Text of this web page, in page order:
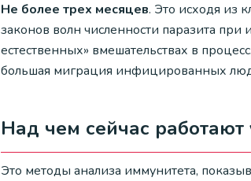
Не более трех месяцев. Это исходя из
законов волн численности паразита
естественных» вмешательствах в
большая миграция инфицированных
Над чем сейчас работают
Это методы анализа иммунитета,